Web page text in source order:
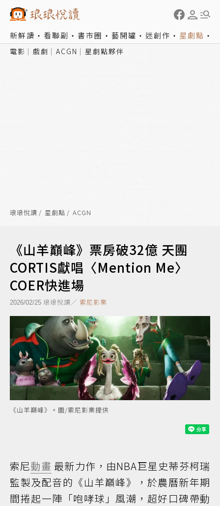
新鮮讀 看聯副 書市圈 藝開罐 迷創作 星劇點
電影 戲劇 ACGN 星劇點夥伴
琅琅悅讀 星劇點 ACGN
《山羊巔峰》票房破32億 天團
CORTIS獻唱〈Mention Me〉
COER快進場
2026/02/25 琅琅悅讀／ 索尼影業
《山羊巔峰》。圖/索尼影業提供
索尼動畫 最新力作，由NBA巨星史蒂芬柯瑞
監製及配音的《山羊巔峰》，於農曆新年期
間捲起一陣「咆哮球」風潮，超好口碑帶動